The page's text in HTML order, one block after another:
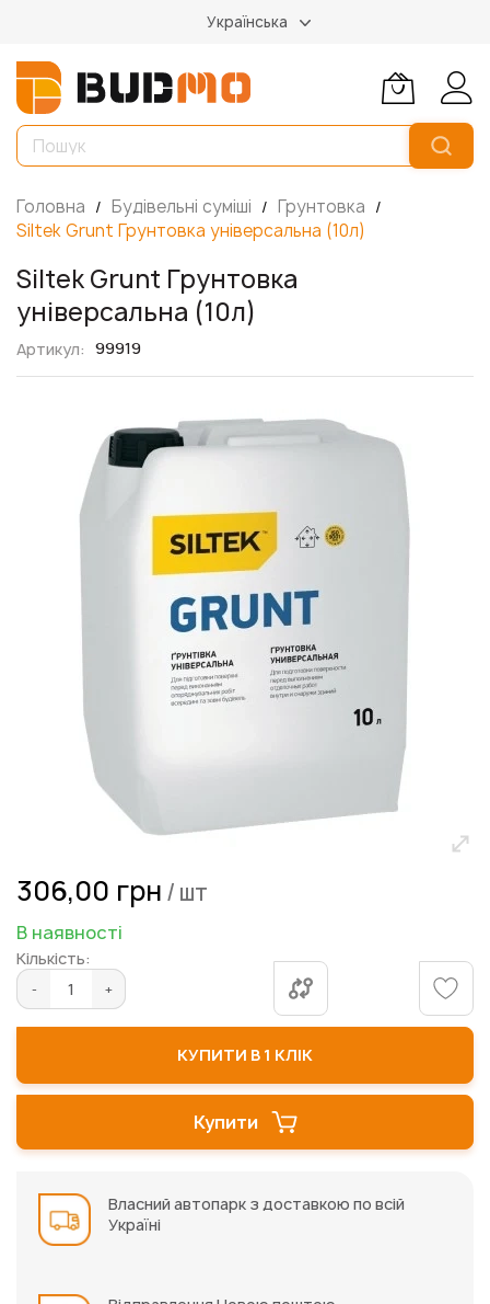
Українська
Головна Будівельні суміші
Грунтовка
Siltek Grunt Грунтовка універсальна (10л)
Siltek Grunt Грунтовка
універсальна (10л)
Артикул 99919
зображень
до
галереї
зображень
306,00 грн / шт
В наявності
Кількість:
Купити
КУПИТИ В 1 КЛІК
Власний автопарк з доставкою по всій
Україні